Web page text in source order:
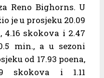
Reno Bighorns. U
je u prosjeku 20.09
4.16 skokova i 2.47
min., a u sezoni
od 17.93 poena,
skokova i 1.11